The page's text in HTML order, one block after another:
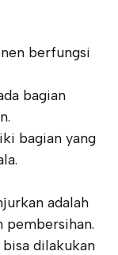
berfungsi
bagian
bagian yang
adalah
pembersihan.
dilakukan